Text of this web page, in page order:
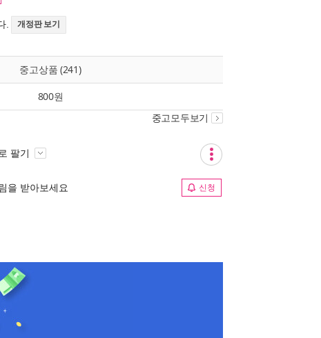
. 개정판 보기
중고상품 (241)
800원
중고모두보기
팔기
을 받아보세요 신청